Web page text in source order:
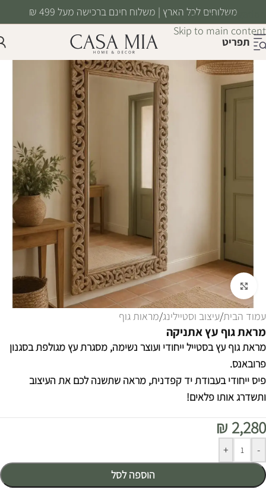
Skip to navigation
Skip to main content
משלוחים לכל הארץ | משלוח חינם ברכישה מעל 499 ₪
תפריט
לחצו להגדלה
עמוד הבית/עיצוב וסטיילינג/מראות גוף
מראת גוף עץ אתניקה
מראת גוף עץ בסטייל ייחודי ועוצר נשימה, מסגרת עץ מגולפת בסגנון
פרובאנס.
פיס ייחודי בעבודת יד קפדנית, מראה שתשנה לכם את העיצוב
ותשדרג אותו פלאים!
₪ 2,280
-
+
הוספה לסל
Alternative: